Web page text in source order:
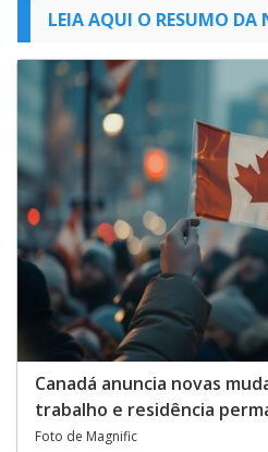
LEIA AQUI O RESUMO DA
Canadá anuncia novas
trabalho e residência
Foto de Magnific